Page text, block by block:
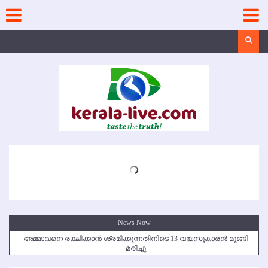
content
News Now
അമ്മാവനെ രക്ഷിക്കാന്‍ ശ്രമിക്കുന്നതിനിടെ 13 വയസുകാരന്‍ മുങ്ങി
മരിച്ചു